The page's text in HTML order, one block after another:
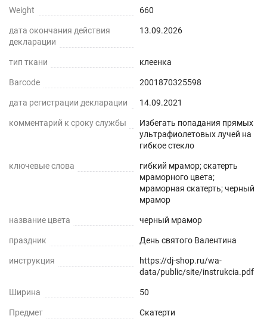
Weight 660
дата окончания действия
декларации
13.09.2026
тип ткани клеенка
Barcode 2001870325598
дата регистрации декларации 14.09.2021
комментарий к сроку службы
Избегать попадания прямых
ультрафиолетовых лучей на
гибкое стекло
ключевые слова
гибкий мрамор; скатерть
мраморного цвета;
мраморная скатерть; черный
мрамор
название цвета черный мрамор
праздник День святого Валентина
инструкция
https://dj-shop.ru/wa-
data/public/site/instrukcia.pdf
Ширина 50
Предмет Скатерти